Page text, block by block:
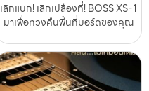
เลิกแบก! เลิกเปลืองที่! BOSS XS-1
มาเพื่อทวงคืนพื้นที่บอร์ดของคุณ